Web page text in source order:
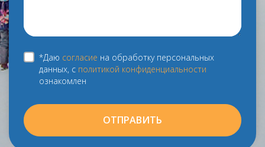
*Даю согласие на обработку персональных
данных, с политикой конфиденциальности
ознакомлен
ОТПРАВИТЬ